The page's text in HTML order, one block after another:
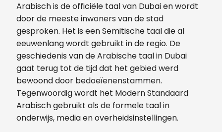
Arabisch is de officiële taal van Dubai en wordt
door de meeste inwoners van de stad
gesproken. Het is een Semitische taal die al
eeuwenlang wordt gebruikt in de regio. De
geschiedenis van de Arabische taal in Dubai
gaat terug tot de tijd dat het gebied werd
bewoond door bedoeïenenstammen.
Tegenwoordig wordt het Modern Standaard
Arabisch gebruikt als de formele taal in
onderwijs, media en overheidsinstellingen.